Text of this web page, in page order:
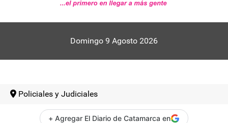
Domingo 9 Agosto 2026
Policiales y Judiciales
+ Agregar El Diario de Catamarca en